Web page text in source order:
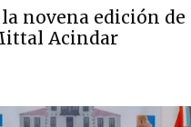
la novena edición
Acindar